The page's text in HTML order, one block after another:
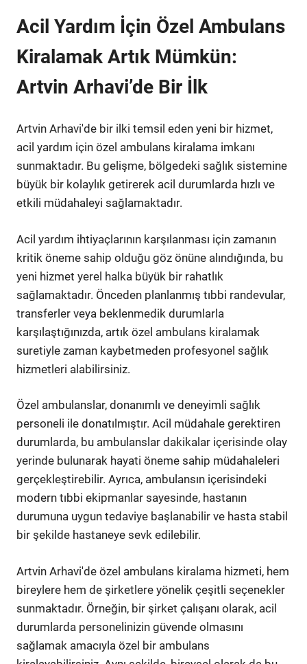
Acil Yardım İçin Özel Ambulans
Kiralamak Artık Mümkün:
Artvin Arhavi’de Bir İlk
Artvin Arhavi'de bir ilki temsil eden yeni bir hizmet,
acil yardım için özel ambulans kiralama imkanı
sunmaktadır. Bu gelişme, bölgedeki sağlık sistemine
büyük bir kolaylık getirerek acil durumlarda hızlı ve
etkili müdahaleyi sağlamaktadır.
Acil yardım ihtiyaçlarının karşılanması için zamanın
kritik öneme sahip olduğu göz önüne alındığında, bu
yeni hizmet yerel halka büyük bir rahatlık
sağlamaktadır. Önceden planlanmış tıbbi randevular,
transferler veya beklenmedik durumlarla
karşılaştığınızda, artık özel ambulans kiralamak
suretiyle zaman kaybetmeden profesyonel sağlık
hizmetleri alabilirsiniz.
Özel ambulanslar, donanımlı ve deneyimli sağlık
personeli ile donatılmıştır. Acil müdahale gerektiren
durumlarda, bu ambulanslar dakikalar içerisinde olay
yerinde bulunarak hayati öneme sahip müdahaleleri
gerçekleştirebilir. Ayrıca, ambulansın içerisindeki
modern tıbbi ekipmanlar sayesinde, hastanın
durumuna uygun tedaviye başlanabilir ve hasta stabil
bir şekilde hastaneye sevk edilebilir.
Artvin Arhavi'de özel ambulans kiralama hizmeti, hem
bireylere hem de şirketlere yönelik çeşitli seçenekler
sunmaktadır. Örneğin, bir şirket çalışanı olarak, acil
durumlarda personelinizin güvende olmasını
sağlamak amacıyla özel bir ambulans